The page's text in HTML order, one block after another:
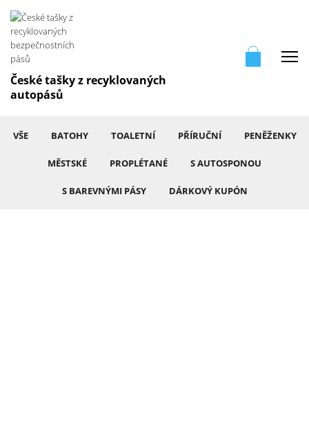
České tašky z recyklovaných
autopásů
VŠE BATOHY TOALETNÍ PŘÍRUČNÍ PENĚŽENKY
MĚSTSKÉ PROPLÉTANÉ S AUTOSPONOU
S BAREVNÝMI PÁSY DÁRKOVÝ KUPÓN